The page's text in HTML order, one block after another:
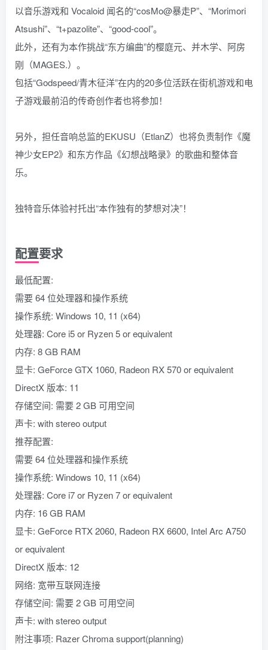
以音乐游戏和 Vocaloid 闻名的“cosMo@暴走P”、“Morimori
Atsushi”、“t+pazolite”、“good-cool”。
此外，还有为本作挑战“东方编曲”的樱庭元、并木学、阿房
刚（MAGES.）。
包括“Godspeed/青木征洋”在内的20多位活跃在街机游戏和电
子游戏最前沿的传奇创作者也将参加！
另外，担任音响总监的EKUSU（EtlanZ）也将负责制作《魔
神少女EP2》和东方作品《幻想战略录》的歌曲和整体音
乐。
独特音乐体验衬托出“本作独有的梦想对决”！
配置要求
最低配置:
需要 64 位处理器和操作系统
操作系统: Windows 10, 11 (x64)
处理器: Core i5 or Ryzen 5 or equivalent
内存: 8 GB RAM
显卡: GeForce GTX 1060, Radeon RX 570 or equivalent
DirectX 版本: 11
存储空间: 需要 2 GB 可用空间
声卡: with stereo output
推荐配置:
需要 64 位处理器和操作系统
操作系统: Windows 10, 11 (x64)
处理器: Core i7 or Ryzen 7 or equivalent
内存: 16 GB RAM
显卡: GeForce RTX 2060, Radeon RX 6600, Intel Arc A750
or equivalent
DirectX 版本: 12
网络: 宽带互联网连接
存储空间: 需要 2 GB 可用空间
声卡: with stereo output
附注事项: Razer Chroma support(planning)